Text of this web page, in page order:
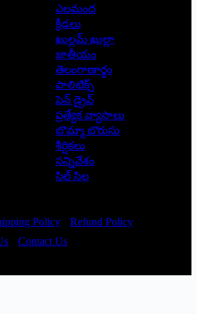
ఎలమంద
క్రీడలు
ఖుల్లమ్ ఖుల్లా
జాతీయం
తెలంగాణార్థం
పాలిటిక్స్
పెన్ డ్రైవ్
ప్రత్యేక వ్యాసాలు
బొమ్మా బొరుసు
శీర్షికలు
సన్నివేశం
సిల్ సిల
Policy
Refund Policy
Contact Us